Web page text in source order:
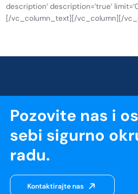
description’ description=’true’
[/vc_column_text][/vc_column][/
Pozovite nas i
sebi sigurno
radu.
Kontaktirajte nas